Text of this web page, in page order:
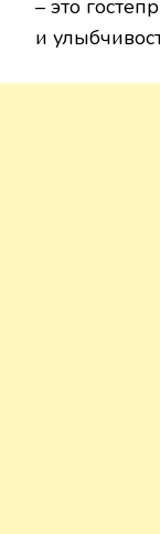
– это
и